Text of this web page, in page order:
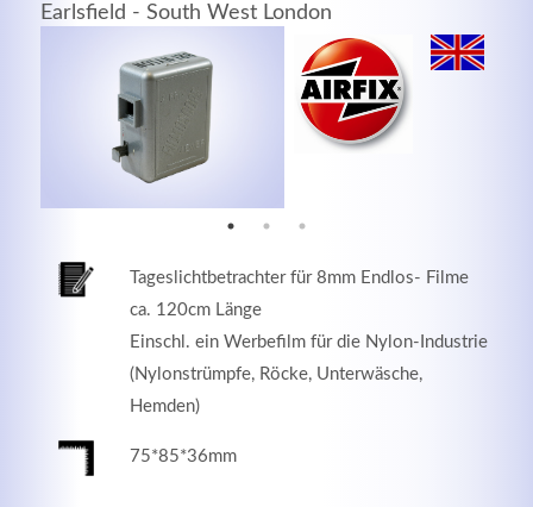
Earlsfield - South West London
Tageslichtbetrachter für 8mm Endlos- Filme
ca. 120cm Länge
Einschl. ein Werbefilm für die Nylon-Industrie
(Nylonstrümpfe, Röcke, Unterwäsche,
Hemden)
75*85*36mm
elit. Aenean commodo ligula eget dolor.
MEHR INFOS
Lorem ipsum dolor sit amet, consectetuer adipiscing